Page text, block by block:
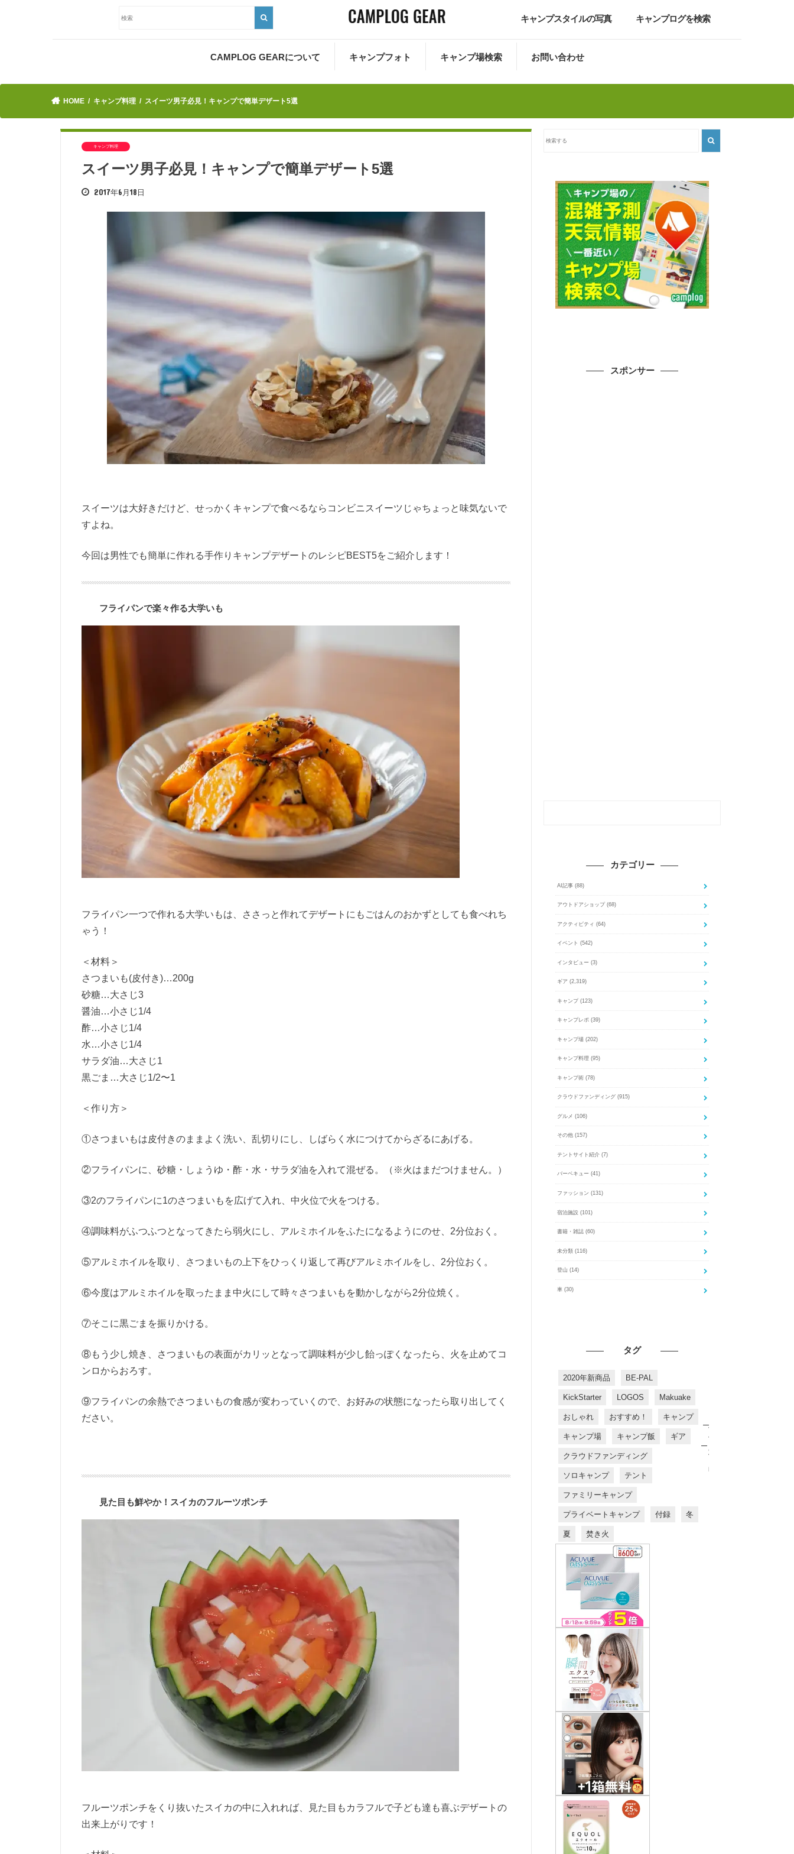
キャンプスタイルの写真 キャンプログを検索
CAMPLOG GEARについて キャンプフォト キャンプ場検索 お問い合わせ
HOME キャンプ料理 スイーツ男子必見！キャンプで簡単デザート5選
キャンプ料理
スイーツ男子必見！キャンプで簡単デザート5選
2017年6月18日
スイーツは大好きだけど、せっかくキャンプで食べるならコンビニスイーツじゃちょっと味気ないで
すよね。
今回は男性でも簡単に作れる手作りキャンプデザートのレシピBEST5をご紹介します！
フライパンで楽々作る大学いも
フライパン一つで作れる大学いもは、ささっと作れてデザートにもごはんのおかずとしても食べれち
ゃう！
＜材料＞
さつまいも(皮付き)…200g
砂糖…大さじ3
醤油…小さじ1/4
酢…小さじ1/4
水…小さじ1/4
サラダ油…大さじ1
黒ごま …大さじ1/2〜1
＜作り方＞
①さつまいもは皮付きのままよく洗い、乱切りにし、 しばらく水につけてからざるにあげる。
②フライパンに、砂糖・しょうゆ・酢・水・サラダ油を入れて混ぜる。 （※火はまだつけません。）
③2のフライパンに1のさつまいもを広げて入れ、中火位で火をつける。
④調味料がふつふつとなってきたら弱火にし、アルミホイルをふたになるようにのせ、 2分位おく。
⑤アルミホイルを取り、さつまいもの上下をひっくり返して再びアルミホイルをし、 2分位おく。
⑥今度はアルミホイルを取ったまま中火にして時々さつまいもを動かしながら2分位焼く。
⑦そこに黒ごまを振りかける。
⑧もう少し焼き、さつまいもの表面がカリッとなって調味料が少し飴っぽくなったら、火を止めてコ
ンロからおろす。
⑨フライパンの余熱でさつまいもの食感が変わっていくので、お好みの状態になったら取り出してく
ださい。
見た目も鮮やか！スイカのフルーツポンチ
フルーツポンチをくり抜いたスイカの中に入れれば、見た目もカラフルで子ども達も喜ぶデザートの
出来上がりです！
スポンサー
カテゴリー
AI記事 (88)
アウトドアショップ (68)
アクティビティ (64)
イベント (542)
インタビュー (3)
ギア (2,319)
キャンプ (123)
キャンプレポ (39)
キャンプ場 (202)
キャンプ料理 (95)
キャンプ術 (78)
クラウドファンディング (915)
グルメ (106)
その他 (157)
テントサイト紹介 (7)
バーベキュー (41)
ファッション (131)
宿泊施設 (101)
書籍・雑誌 (60)
未分類 (116)
登山 (14)
車 (30)
タグ
2020年新商品 BE-PAL
KickStarter LOGOS Makuake
おしゃれ おすすめ！ キャンプ
キャンプ場 キャンプ飯 ギア
クラウドファンディング
ソロキャンプ テント
ファミリーキャンプ
プライベートキャンプ 付録 冬
夏 焚き火
す
す
め
商
品